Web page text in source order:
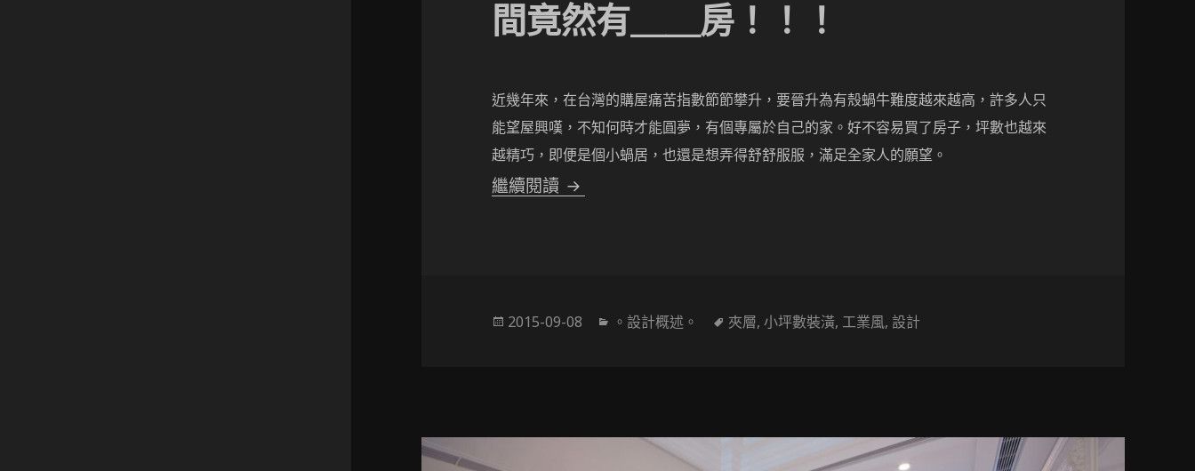
間竟然有＿＿房！！！
近幾年來，在台灣的購屋痛苦指數節節攀升，要晉升為有殼蝸牛難度越來越高，許多人只
能望屋興嘆 ，不知何時才能圓夢，有個專屬於自己的家。好不容易買了房子，坪數也越來
越精巧，即便是個小蝸居，也還是想弄得舒舒服服，滿足全家人的願望。
繼續閱讀 挑高小坪數大空間-什麼！15坪的空間竟然有＿＿房！！！
發
2015-09-08
分
。設計概述。
標
夾層,小坪數裝潢, 工業風,設計